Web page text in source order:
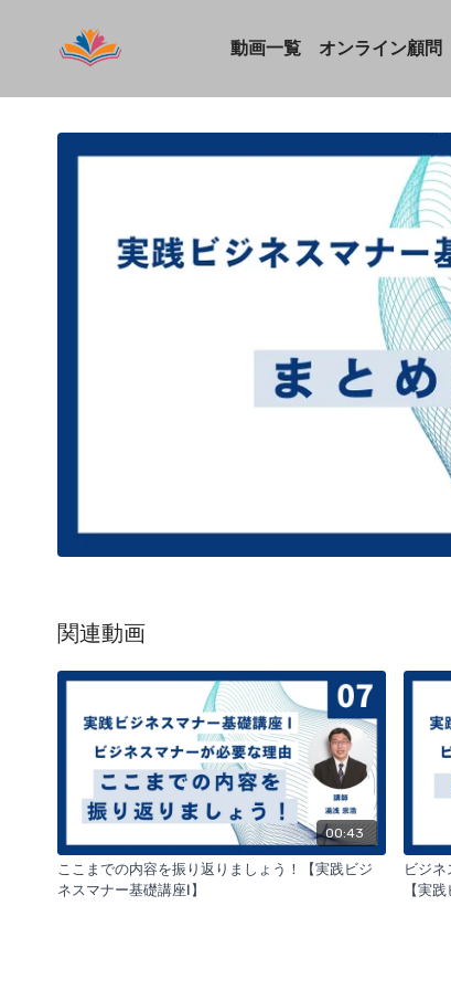
動画一覧 オンライン顧問
関連動画
00:43
ここまでの内容を振り返りましょう！【実践ビジ
ネスマナー基礎講座Ⅰ】
ビジネ
【実